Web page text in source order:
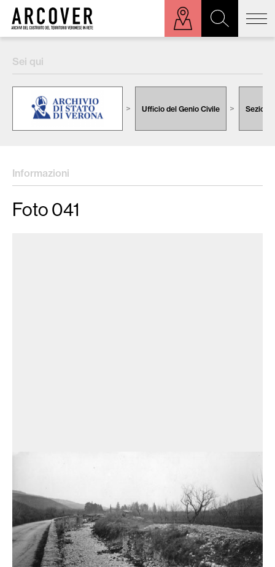
sulla mappa
Cerca:
Sei qui
Ufficio del Genio Civile
Informazioni
Foto 041